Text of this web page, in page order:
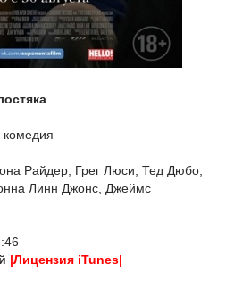
Райдер, Грег Люси, Тед Дюбо,
Линн Джонс, Джеймс
|Лицензия iTunes|